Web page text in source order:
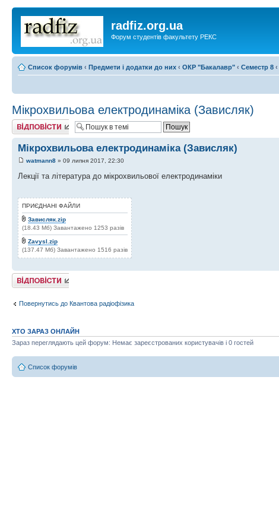
radfiz.org.ua
Форум студентів факультету РЕКС
Список форумів ‹ Предмети і додатки до них ‹ ОКР "Бакалавр" ‹ Семестр 8 ‹
Мікрохвильова електродинаміка (Зависляк)
Відповісти
Мікрохвильова електродинаміка (Зависляк)
watmann8 » 09 липня 2017, 22:30
Лекції та література до мікрохвильової електродинаміки
ПРИЄДНАНІ ФАЙЛИ
Зависляк.zip
(18.43 Мб) Завантажено 1253 разів
Zavysl.zip
(137.47 Мб) Завантажено 1516 разів
Відповісти
Повернутись до Квантова радіофізика
ХТО ЗАРАЗ ОНЛАЙН
Зараз переглядають цей форум: Немає зареєстрованих користувачів і 0 гостей
Список форумів